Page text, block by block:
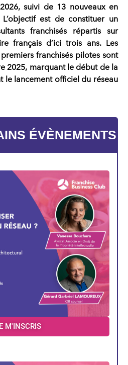
suivi de 13 nouveaux en
est de constituer un
franchisés répartis sur
français d’ici trois ans. Les
franchisés pilotes sont
2025, marquant le début de la
le lancement officiel du réseau
ÉVÈNEMENTS
M'INSCRIS